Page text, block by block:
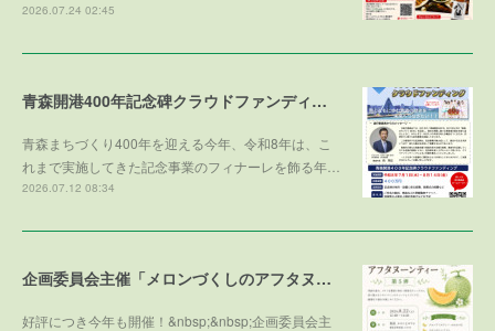
2026.07.24 02:45
青森開港400年記念碑クラウドファンディング
青森まちづくり400年を迎える今年、令和8年は、こ
れまで実施してきた記念事業のフィナーレを飾る年…
2026.07.12 08:34
企画委員会主催「メロンづくしのアフタヌーンティー 第５弾 ～メロンで残暑を乗り切ろう～」参加者募集！
好評につき今年も開催！&nbsp;&nbsp;企画委員会主